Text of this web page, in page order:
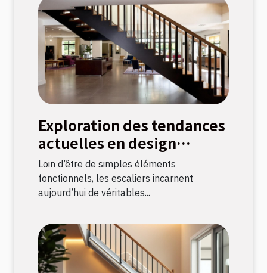
Exploration des tendances
actuelles en design
d'escaliers
Loin d’être de simples éléments
fonctionnels, les escaliers incarnent
aujourd’hui de véritables...